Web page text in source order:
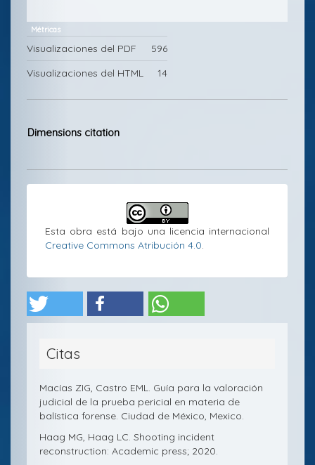
Métricas
Visualizaciones del PDF
596
Visualizaciones del HTML
14
del
Dimensions citation
Esta obra está bajo una licencia internacional
Creative Commons Atribución 4.0.
Citas
Macías ZIG, Castro EML. Guía para la valoración
judicial de la prueba pericial en materia de
balística forense. Ciudad de México, Mexico.
Haag MG, Haag LC. Shooting incident
reconstruction: Academic press; 2020.